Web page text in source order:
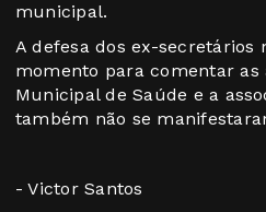
municipal.
A defesa dos ex-secretários
momento para comentar as
Municipal de Saúde e a
também não se
- Victor Santos